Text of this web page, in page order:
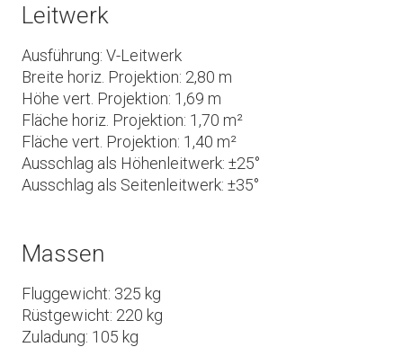
Leitwerk
Ausführung: V-Leitwerk
Breite horiz. Projektion: 2,80 m
Höhe vert. Projektion: 1,69 m
Fläche horiz. Projektion: 1,70 m²
Fläche vert. Projektion: 1,40 m²
Ausschlag als Höhenleitwerk: ±25°
Ausschlag als Seitenleitwerk: ±35°
Massen
Fluggewicht: 325 kg
Rüstgewicht: 220 kg
Zuladung: 105 kg